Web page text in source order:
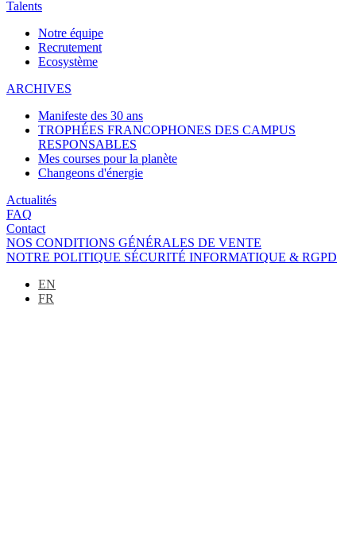
Talents
Notre équipe
Recrutement
Ecosystème
ARCHIVES
Manifeste des 30 ans
TROPHÉES FRANCOPHONES DES CAMPUS
RESPONSABLES
Mes courses pour la planète
Changeons d'énergie
Actualités
FAQ
Contact
NOS CONDITIONS GÉNÉRALES DE VENTE
NOTRE POLITIQUE SÉCURITÉ INFORMATIQUE & RGPD
EN
FR